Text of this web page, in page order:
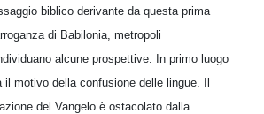
biblico derivante da questa prima
di Babilonia, metropoli
alcune prospettive. In primo luogo
il motivo della confusione delle lingue. Il
del Vangelo è ostacolato dalla